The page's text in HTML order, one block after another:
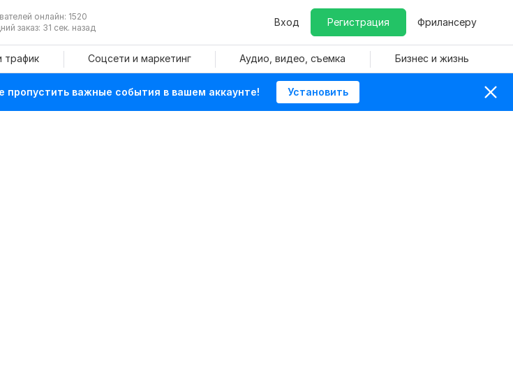
онлайн: 1520
заказ: 31 сек. назад
Вход Регистрация Фрилансеру
трафик Соцсети и маркетинг Аудио, видео, съемка Бизнес и жизнь
важные события в вашем аккаунте! Установить